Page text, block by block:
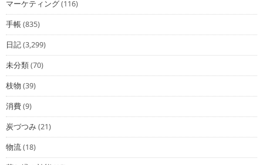
マーケティング(116)
手帳(835)
日記(3,299)
未分類(70)
枝物 (39)
消費(9)
炭づつみ(21)
物流(18)